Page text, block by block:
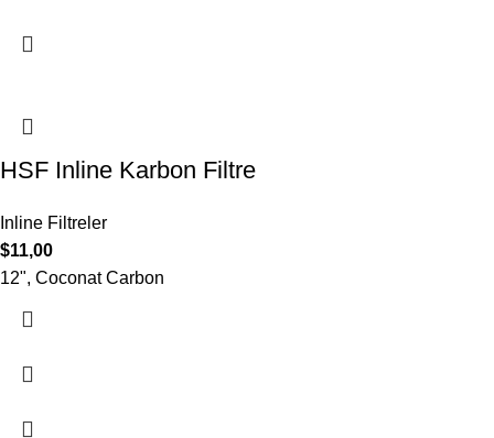
HSF Inline Karbon Filtre
Inline Filtreler
$11,00
12", Coconat Carbon